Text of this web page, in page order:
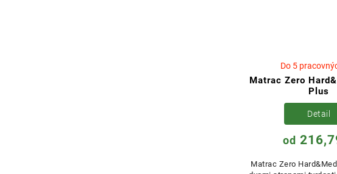
Matrac Zero
Plus
Do 5
od
Detail
Matrac Zero